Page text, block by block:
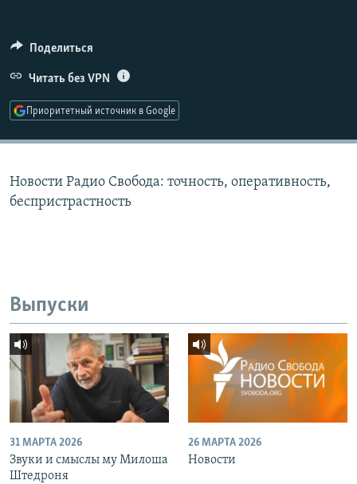
ПОДПИШИТЕСЬ НА РАССЫЛКУ
СОЦИАЛЬНЫЕ СЕТИ
Поделиться
Читать без VPN
Приоритетный источник в Google
Новости Радио Свобода: точность, оперативность,
беспристрастность
Выпуски
31 МАРТА 2026
Звуки и смыслы му Милоша
Штедроня
26 МАРТА 2026
Новости